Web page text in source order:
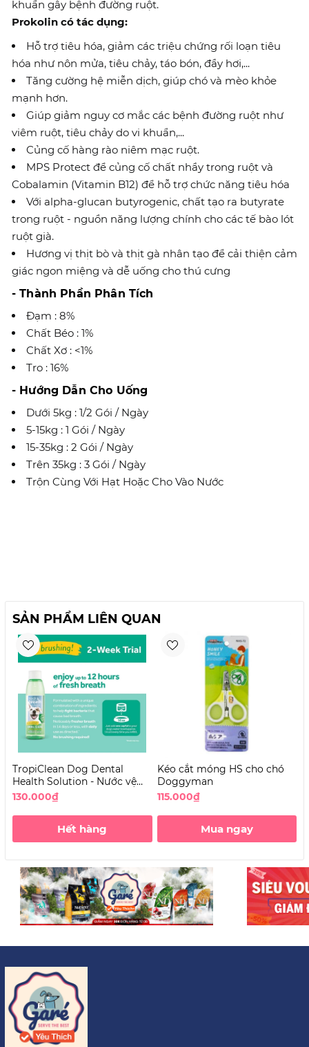
khuẩn gây bệnh đường ruột.
Prokolin có tác dụng:
Hỗ trợ tiêu hóa, giảm các triệu chứng rối loạn tiêu
hóa như nôn mửa, tiêu chảy, táo bón, đầy hơi,...
Tăng cường hệ miễn dịch, giúp chó và mèo khỏe
mạnh hơn.
Giúp giảm nguy cơ mắc các bệnh đường ruột như
viêm ruột, tiêu chảy do vi khuẩn,...
Củng cố hàng rào niêm mạc ruột.
MPS Protect để củng cố chất nhầy trong ruột và
Cobalamin (Vitamin B12) để hỗ trợ chức năng tiêu hóa
Với alpha-glucan butyrogenic, chất tạo ra butyrate
trong ruột - nguồn năng lượng chính cho các tế bào lót
ruột già.
Hương vị thịt bò và thịt gà nhân tạo để cải thiện cảm
giác ngon miệng và dễ uống cho thú cưng
- Thành Phần Phân Tích
Đạm : 8%
Chất Béo : 1%
Chất Xơ : <1%
Tro : 16%
- Hướng Dẫn Cho Uống
Dưới 5kg : 1/2 Gói / Ngày
5-15kg : 1 Gói / Ngày
15-35kg : 2 Gói / Ngày
Trên 35kg : 3 Gói / Ngày
Trộn Cùng Với Hạt Hoặc Cho Vào Nước
SẢN PHẨM LIÊN QUAN
TropiClean Dog Dental
Health Solution - Nước vệ
sinh răng miệng cho Chó
không vị
130.000₫
Hết hàng
Kéo cắt móng HS cho chó
Doggyman
115.000₫
Mua ngay